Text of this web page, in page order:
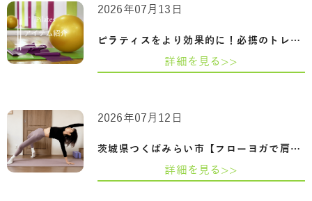
ピラティスをより効果的に！必携のトレー…
2026年07月13日
詳細を見る>>
茨城県つくばみらい市【フローヨガで肩甲…
2026年07月12日
詳細を見る>>